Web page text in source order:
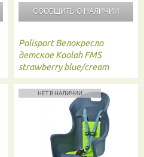
СООБЩИТЬ О НАЛИЧИИ
Polisport Велокресло
детское Koolah FMS
strawberry blue/cream
8631400011
НЕТ В НАЛИЧИИ